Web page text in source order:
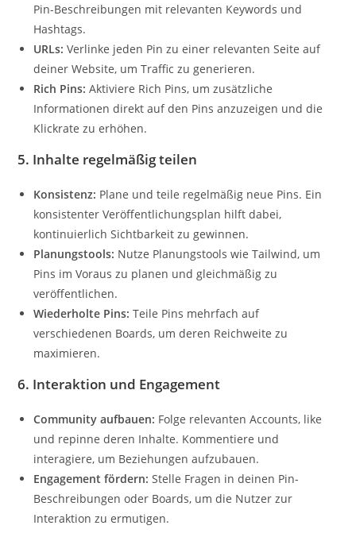
Pin-Beschreibungen mit relevanten Keywords und
Hashtags.
URLs: Verlinke jeden Pin zu einer relevanten Seite auf
deiner Website, um Traffic zu generieren.
Rich Pins: Aktiviere Rich Pins, um zusätzliche
Informationen direkt auf den Pins anzuzeigen und die
Klickrate zu erhöhen.
5. Inhalte regelmäßig teilen
Konsistenz: Plane und teile regelmäßig neue Pins. Ein
konsistenter Veröffentlichungsplan hilft dabei,
kontinuierlich Sichtbarkeit zu gewinnen.
Planungstools: Nutze Planungstools wie Tailwind, um
Pins im Voraus zu planen und gleichmäßig zu
veröffentlichen.
Wiederholte Pins: Teile Pins mehrfach auf
verschiedenen Boards, um deren Reichweite zu
maximieren.
6. Interaktion und Engagement
Community aufbauen: Folge relevanten Accounts, like
und repinne deren Inhalte. Kommentiere und
interagiere, um Beziehungen aufzubauen.
Engagement fördern: Stelle Fragen in deinen Pin-
Beschreibungen oder Boards, um die Nutzer zur
Interaktion zu ermutigen.